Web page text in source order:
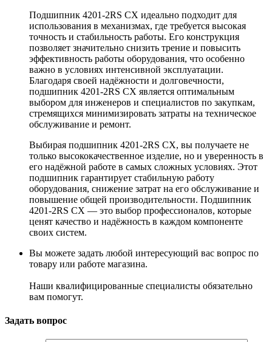
Подшипник 4201-2RS CX идеально подходит для
использования в механизмах, где требуется высокая
точность и стабильность работы. Его конструкция
позволяет значительно снизить трение и повысить
эффективность работы оборудования, что особенно
важно в условиях интенсивной эксплуатации.
Благодаря своей надёжности и долговечности,
подшипник 4201-2RS CX является оптимальным
выбором для инженеров и специалистов по закупкам,
стремящихся минимизировать затраты на техническое
обслуживание и ремонт.
Выбирая подшипник 4201-2RS CX, вы получаете не
только высококачественное изделие, но и уверенность в
его надёжной работе в самых сложных условиях. Этот
подшипник гарантирует стабильную работу
оборудования, снижение затрат на его обслуживание и
повышение общей производительности. Подшипник
4201-2RS CX — это выбор профессионалов, которые
ценят качество и надёжность в каждом компоненте
своих систем.
Вы можете задать любой интересующий вас вопрос по
товару или работе магазина.
Наши квалифицированные специалисты обязательно
вам помогут.
Задать вопрос